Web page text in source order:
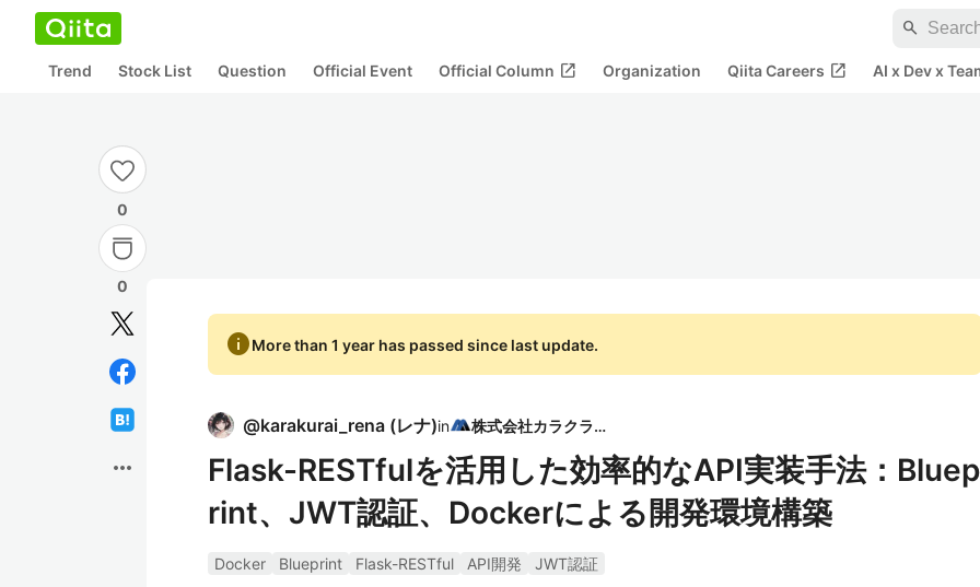
search
Trend Stock List Question Official Event Official Column open_in_new Organization Qiita Careers open_in_new AI x Dev x
0
0
more_horiz
infoMore than 1 year has passed since last update.
@karakurai_rena (レナ)in 株式会社カラクライ
Flask-RESTfulを活用した効率的なAPI実装手法：Bluep
rint、JWT認証、Dockerによる開発環境構築
Docker Blueprint Flask-RESTful API開発
JWT認証